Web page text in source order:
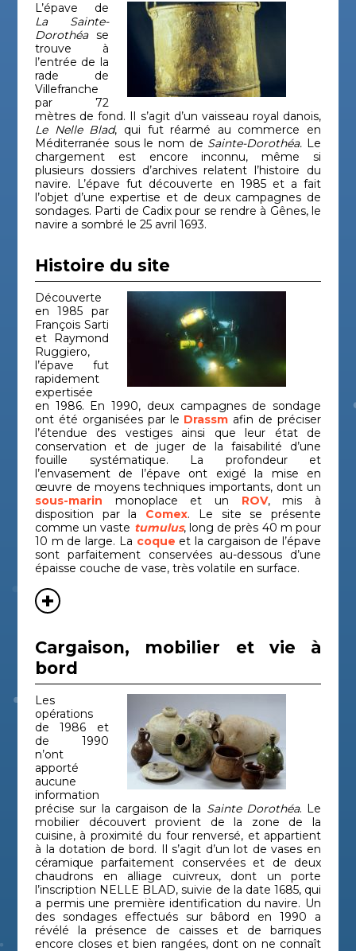
L’épave de
La
Sainte-
Dorothéa se
trouve à
l’entrée de la
rade de
Villefranche
par 72
mètres de fond. Il s’agit d’un vaisseau royal danois,
Le Nelle Blad, qui fut réarmé au commerce en
Méditerranée sous le nom de Sainte-Dorothéa. Le
chargement est encore inconnu, même si
plusieurs dossiers d’archives relatent l’histoire du
navire. L’épave fut découverte en 1985 et a fait
l’objet d’une expertise et de deux campagnes de
sondages. Parti de Cadix pour se rendre à Gênes, le
navire a sombré le 25 avril 1693.
Histoire du site
Découverte
en 1985 par
François Sarti
et Raymond
Ruggiero,
l’épave fut
rapidement
expertisée
en 1986. En 1990, deux campagnes de sondage
ont été organisées par le Drassm afin de préciser
l’étendue des vestiges ainsi que leur état de
conservation et de juger de la faisabilité d’une
fouille systématique. La profondeur et
l’envasement de l’épave ont exigé la mise en
œuvre de moyens techniques importants, dont un
sous-marin monoplace et un ROV, mis à
disposition par la Comex. Le site se présente
comme un vaste tumulus, long de près 40 m pour
10 m de large. La coque et la cargaison de l’épave
sont parfaitement conservées au-dessous d’une
épaisse couche de vase, très volatile en surface.
Cargaison, mobilier et vie à
bord
Les
opérations
de 1986 et
de 1990
n’ont
apporté
aucune
information
précise sur la cargaison de la Sainte Dorothéa. Le
mobilier découvert provient de la zone de la
cuisine, à proximité du four renversé, et appartient
à la dotation de bord. Il s’agit d’un lot de vases en
céramique parfaitement conservées et de deux
chaudrons en alliage cuivreux, dont un porte
l’inscription NELLE BLAD, suivie de la date 1685, qui
a permis une première identification du navire. Un
des sondages effectués sur bâbord en 1990 a
révélé la présence de caisses et de barriques
encore closes et bien rangées, dont on ne connaît